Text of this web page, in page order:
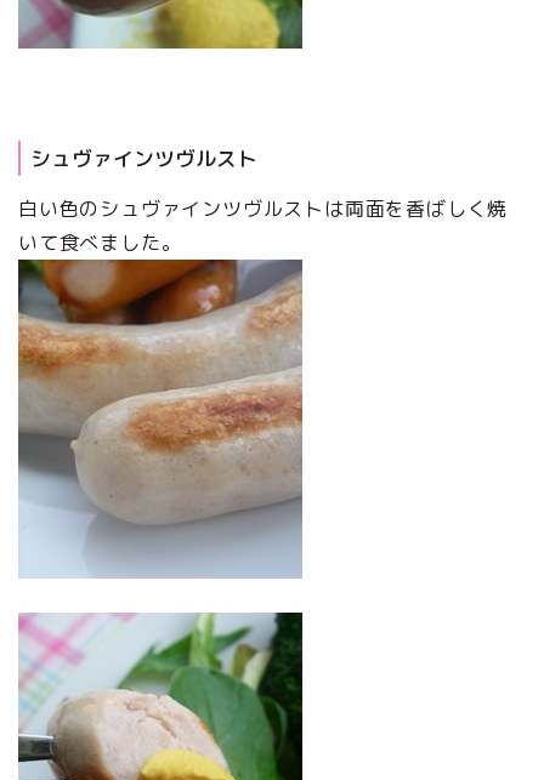
シュヴァインツヴルスト
白い色のシュヴァインツヴルストは両面を香ばしく焼
いて食べました。